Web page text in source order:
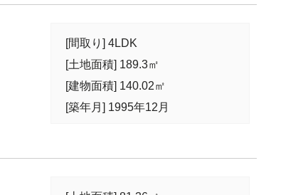
[間取り] 4LDK
[土地面積] 189.3㎡
[建物面積] 140.02㎡
[築年月] 1995年12月